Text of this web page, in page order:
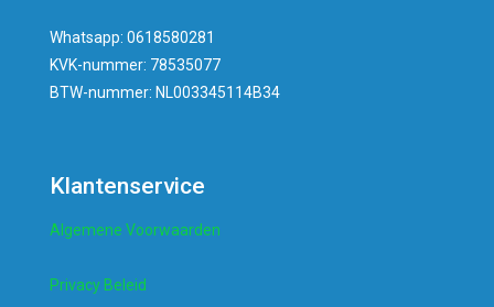
Whatsapp: 0618580281
KVK-nummer: 78535077
BTW-nummer: NL003345114B34
Klantenservice
Algemene Voorwaarden
Privacy Beleid